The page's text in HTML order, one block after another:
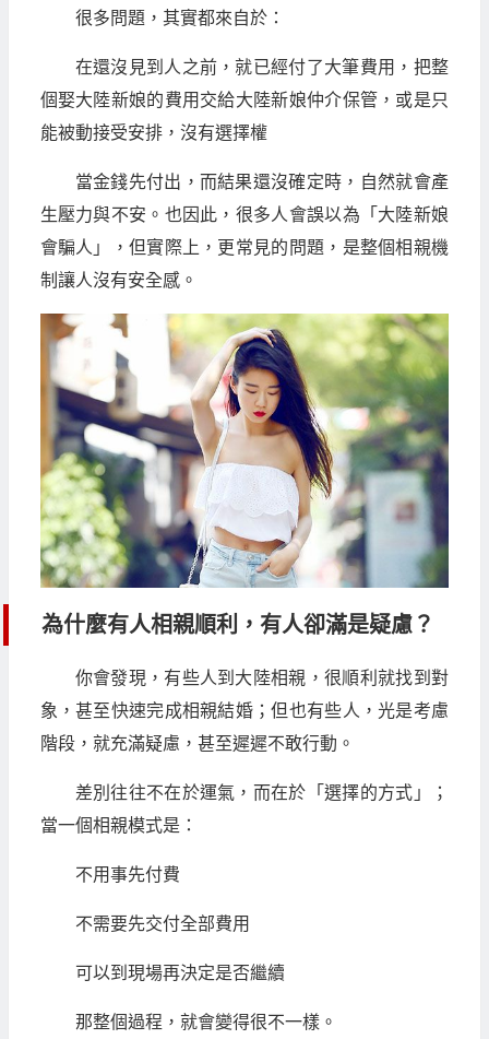
很多問題，其實都來自於：
在還沒見到人之前，就已經付了大筆費用，把整
個娶大陸新娘的費用交給大陸新娘仲介保管，或是只
能被動接受安排，沒有選擇權
當金錢先付出，而結果還沒確定時，自然就會產
生壓力與不安。也因此，很多人會誤以為「大陸新娘
會騙人」，但實際上，更常見的問題，是整個相親機
制讓人沒有安全感。
為什麼有人相親順利，有人卻滿是疑慮？
你會發現，有些人到大陸相親，很順利就找到對
象，甚至快速完成相親結婚；但也有些人，光是考慮
階段，就充滿疑慮，甚至遲遲不敢行動。
差別往往不在於運氣，而在於「選擇的方式」；
當一個相親模式是：
不用事先付費
不需要先交付全部費用
可以到現場再決定是否繼續
那整個過程，就會變得很不一樣。